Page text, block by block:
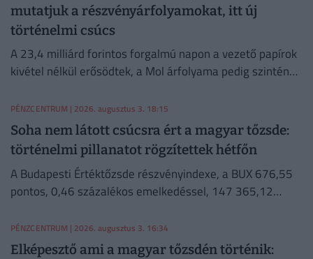
mutatjuk a részvényárfolyamokat, itt új
történelmi csúcs
A 23,4 milliárd forintos forgalmú napon a vezető papírok
kivétel nélkül erősödtek, a Mol árfolyama pedig szintén
PÉNZCENTRUM | 2026. augusztus 3. 18:15
Soha nem látott csúcsra ért a magyar tőzsde:
történelmi pillanatot rögzítettek hétfőn
A Budapesti Értéktőzsde részvényindexe, a BUX 676,55
pontos, 0,46 százalékos emelkedéssel, 147 365,12
PÉNZCENTRUM | 2026. augusztus 3. 16:34
Elképesztő ami a magyar tőzsdén történik: